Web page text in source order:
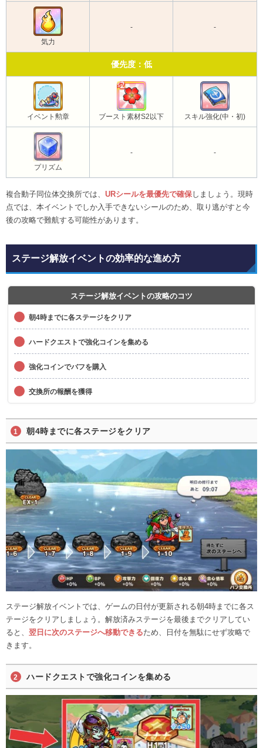
気力
- -
優先度：低
イベント勲章 ブースト素材S2以下 スキル強化(中・初)
プリズム
- -
複合動子同位体交換所では、 URシールを最優先で確保しましょう。現時
点では、本イベントでしか入手できないシールのため、取り逃がすと今
後の攻略で難航する可能性があります。
ステージ解放イベントの効率的な進め方
ステージ解放イベントの攻略のコツ
朝4時までに各ステージをクリア
ハードクエストで強化コインを集める
強化コインでバフを購入
交換所の報酬を獲得
朝4時までに各ステージをクリア
ステージ解放イベントでは、ゲームの日付が更新される朝4時までに各ス
テージをクリアしましょう。解放済みステージを最後までクリアしてい
ると、 翌日に次のステージへ移動できるため、日付を無駄にせず攻略で
きます。
ハードクエストで強化コインを集める